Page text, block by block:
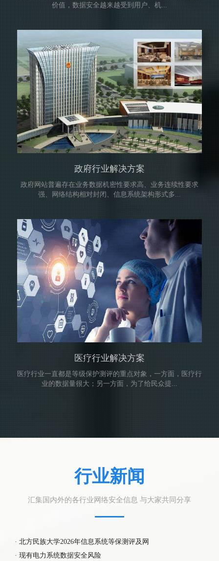
价值，数据安全越来越受到用户、机...
政府行业解决方案
政府网站普遍存在业务数据机密性要求高、业务连续性要求
强、网络结构相对封闭、信息系统架构形式多...
医疗行业解决方案
医疗行业一直都是等级保护测评的重点对象，一方面，医疗行
业的数据量很大；另一方面，为了给民众提...
行业新闻
汇集国内外的各行业网络安全信息 与大家共同分享
· 北方民族大学2026年信息系统等保测评及网
· 现有电力系统数据安全风险